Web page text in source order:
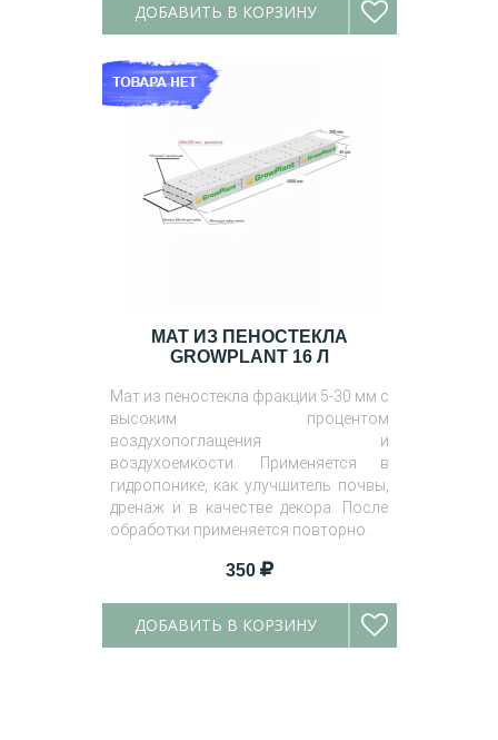
ДОБАВИТЬ В КОРЗИНУ
МАТ ИЗ ПЕНОСТЕКЛА
GROWPLANT 16 Л
Мат из пеностекла фракции 5-30 мм с
высоким процентом
воздухопоглащения и
воздухоемкости. Применяется в
гидропонике, как улучшитель почвы,
дренаж и в качестве декора. После
обработки применяется повторно.
350
ДОБАВИТЬ В КОРЗИНУ